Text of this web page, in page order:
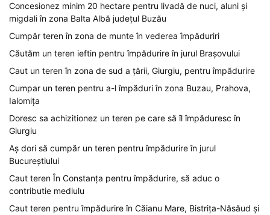
Concesionez minim 20 hectare pentru livadă de nuci, aluni și
migdali în zona Balta Albă județul Buzău
Cumpăr teren în zona de munte în vederea împăduriri
Căutăm un teren ieftin pentru împădurire în jurul Brașovului
Caut un teren în zona de sud a țării, Giurgiu, pentru împădurire
Cumpar un teren pentru a-l împăduri în zona Buzau, Prahova,
Ialomița
Doresc sa achizitionez un teren pe care să îl împăduresc în
Giurgiu
Aș dori să cumpăr un teren pentru împădurire în jurul
Bucureștiului
Caut teren În Constanța pentru împădurire, să aduc o
contributie mediulu
Caut teren pentru împădurire în Căianu Mare, Bistrița-Năsăud și